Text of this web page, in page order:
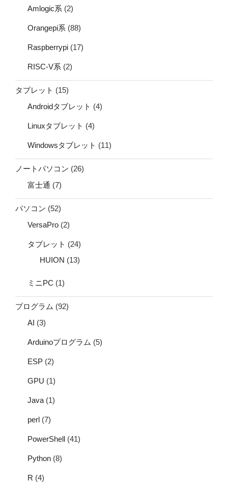
Amlogic系 (2)
Orangepi系 (88)
Raspberrypi (17)
RISC-V系 (2)
タブレット (15)
Androidタブレット (4)
Linuxタブレット (4)
Windowsタブレット (11)
ノートパソコン (26)
富士通 (7)
パソコン (52)
VersaPro (2)
タブレット (24)
HUION (13)
ミニPC (1)
プログラム (92)
AI (3)
Arduinoプログラム (5)
ESP (2)
GPU (1)
Java (1)
perl (7)
PowerShell (41)
Python (8)
R (4)